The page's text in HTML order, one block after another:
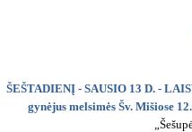
ŠEŠTADIENĮ - SAUSIO 13 D. -
gynėjus melsimės Šv. Mišiose